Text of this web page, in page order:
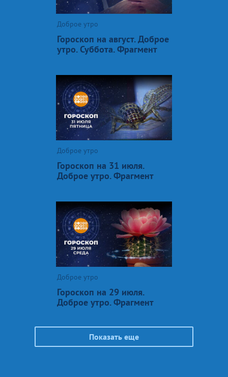
Доброе утро
Гороскоп на август. Доброе
утро. Суббота. Фрагмент
Доброе утро
Гороскоп на 31 июля.
Доброе утро. Фрагмент
Доброе утро
Гороскоп на 29 июля.
Доброе утро. Фрагмент
Показать еще